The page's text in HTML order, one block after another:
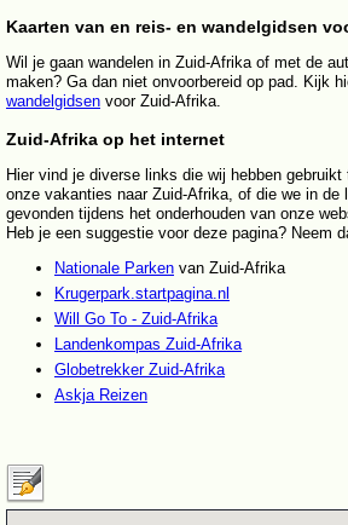
Kaarten van en reis- en wandelgidsen
Wil je gaan wandelen in Zuid-Afrika of met de
maken? Ga dan niet onvoorbereid op pad. Kijk
wandelgidsen voor Zuid-Afrika.
Zuid-Afrika op het internet
Hier vind je diverse links die wij hebben
onze vakanties naar Zuid-Afrika, of die we in de
gevonden tijdens het onderhouden van onze
Heb je een suggestie voor deze pagina? Neem
Nationale Parken van Zuid-Afrika
Krugerpark.startpagina.nl
Will Go To - Zuid-Afrika
Landenkompas Zuid-Afrika
Globetrekker Zuid-Afrika
Askja Reizen